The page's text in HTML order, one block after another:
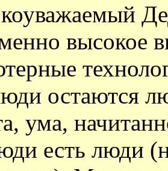
высокое
остаются
ума,
есть люди